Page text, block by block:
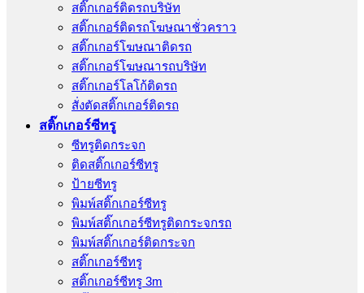
สติ๊กเกอร์ติดรถบริษัท
สติ๊กเกอร์ติดรถโฆษณาชั่วคราว
สติ๊กเกอร์โฆษณาติดรถ
สติ๊กเกอร์โฆษณารถบริษัท
สติ๊กเกอร์โลโก้ติดรถ
สั่งตัดสติ๊กเกอร์ติดรถ
สติ๊กเกอร์ซีทรู
ซีทรูติดกระจก
ติดสติ๊กเกอร์ซีทรู
ป้ายซีทรู
พิมพ์สติ๊กเกอร์ซีทรู
พิมพ์สติ๊กเกอร์ซีทรูติดกระจกรถ
พิมพ์สติ๊กเกอร์ติดกระจก
สติ๊กเกอร์ซีทรู
สติ๊กเกอร์ซีทรู 3m